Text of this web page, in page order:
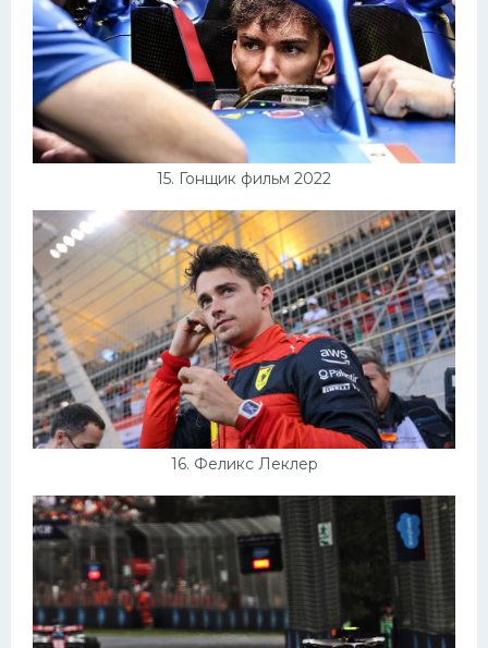
15. Гонщик фильм 2022
16. Феликс Леклер